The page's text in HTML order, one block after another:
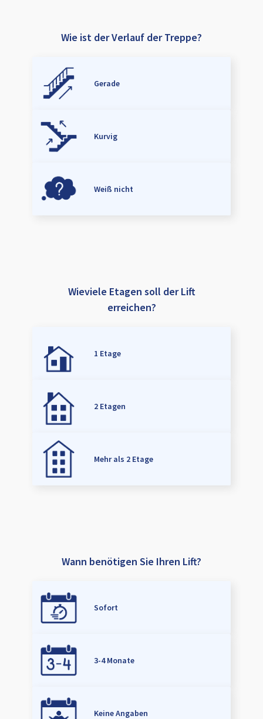
Wie ist der Verlauf der Treppe?
Gerade
Kurvig
Weiß nicht
Wieviele Etagen soll der Lift
erreichen?
1 Etage
2 Etagen
Mehr als 2 Etage
Wann benötigen Sie Ihren Lift?
Sofort
3-4 Monate
Keine Angaben